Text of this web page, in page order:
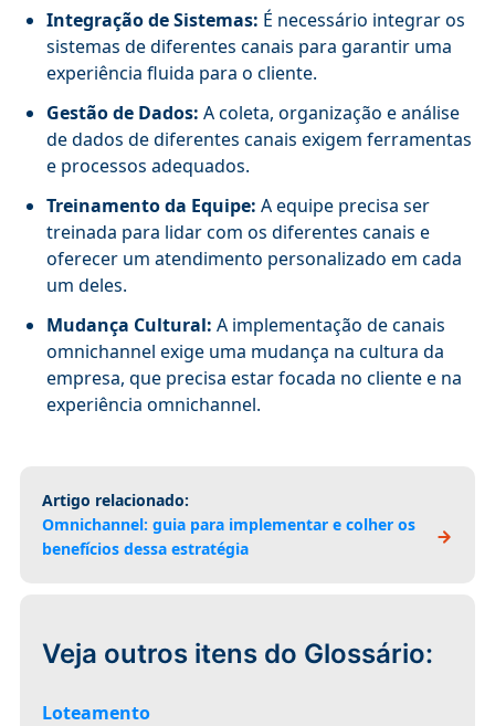
Integração de Sistemas: É necessário integrar os
sistemas de diferentes canais para garantir uma
experiência fluida para o cliente.
Gestão de Dados: A coleta, organização e análise
de dados de diferentes canais exigem ferramentas
e processos adequados.
Treinamento da Equipe: A equipe precisa ser
treinada para lidar com os diferentes canais e
oferecer um atendimento personalizado em cada
um deles.
Mudança Cultural: A implementação de canais
omnichannel exige uma mudança na cultura da
empresa, que precisa estar focada no cliente e na
experiência omnichannel.
Artigo relacionado:
Omnichannel: guia para implementar e colher os
benefícios dessa estratégia
Veja outros itens do Glossário:
Loteamento